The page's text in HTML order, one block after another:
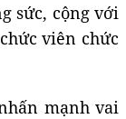
sức, cộng với
viên chức
mạnh vai